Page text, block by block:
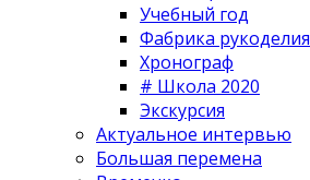
Учебный год
Фабрика рукоделия
Хронограф
# Школа 2020
Экскурсия
Актуальное интервью
Большая перемена